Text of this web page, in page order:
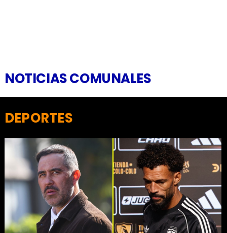
NOTICIAS COMUNALES
DEPORTES